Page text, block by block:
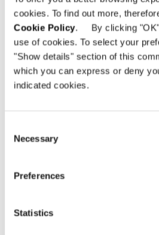
cookies. To find out more,
Cookie Policy. By clicking "OK"
use of cookies. To select your
"Show details" section of this
which you can express or deny
indicated cookies.
Selection
Necessary
Preferences
Statistics